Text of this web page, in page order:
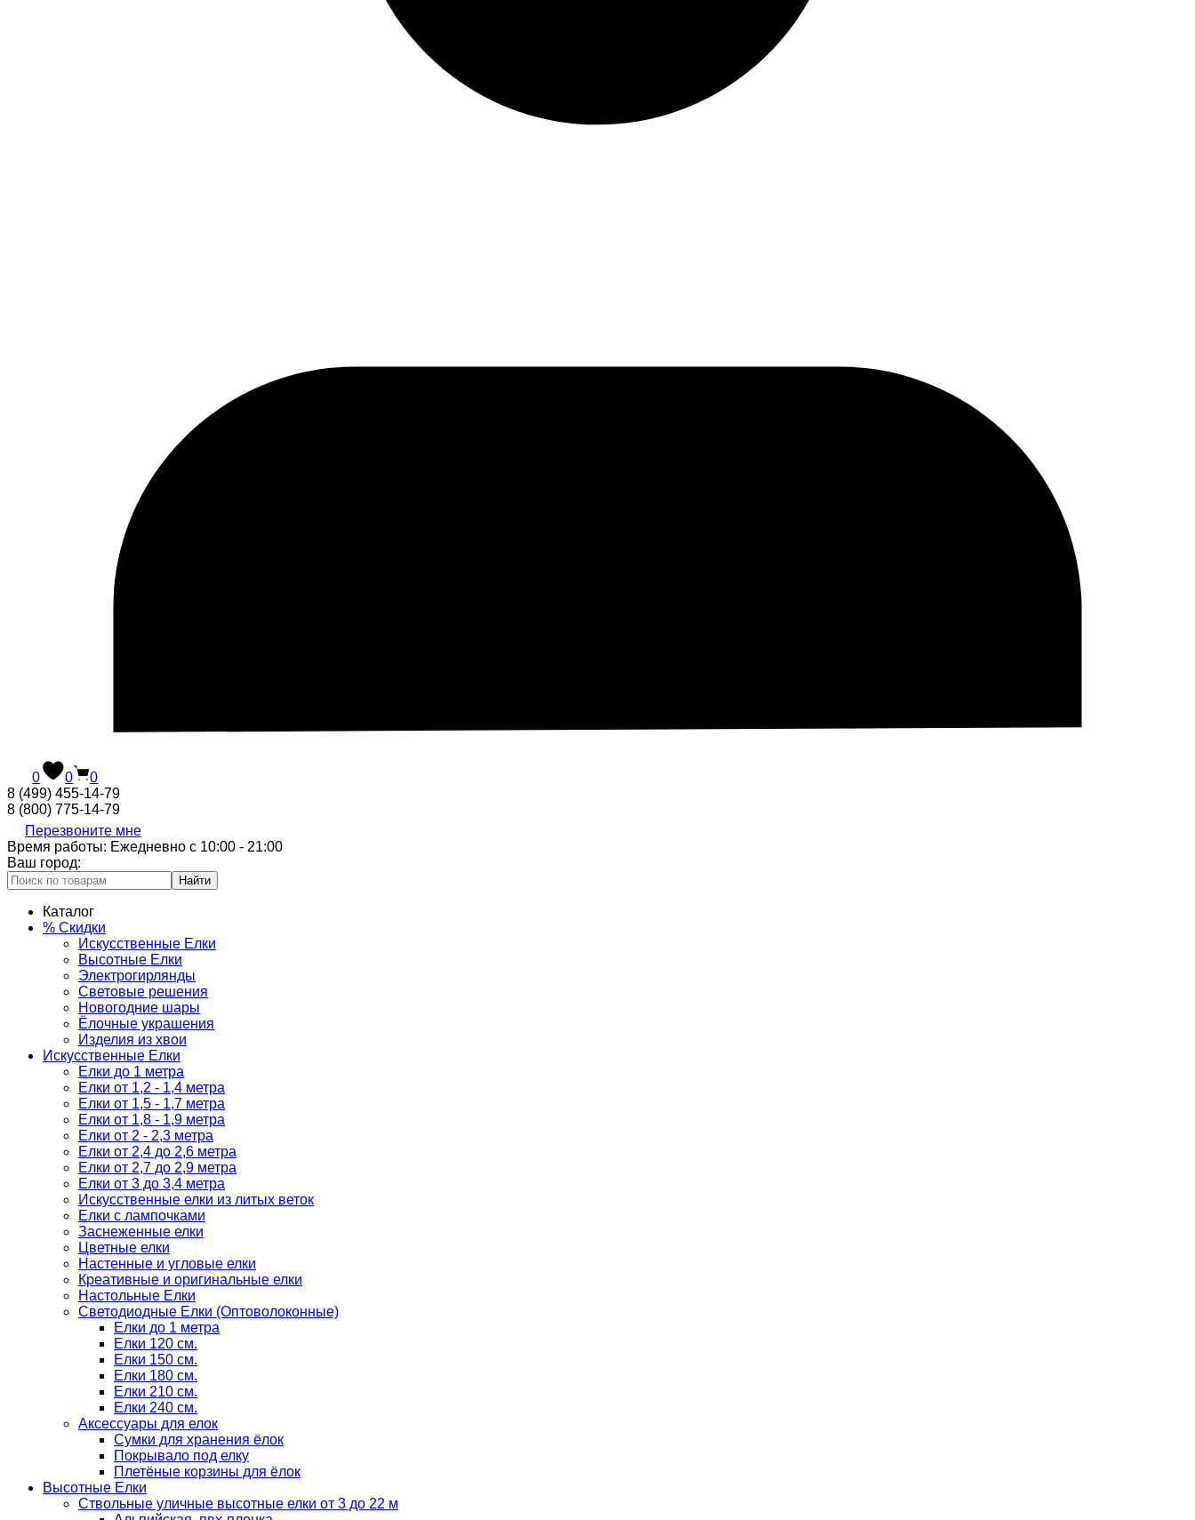
0 0
0
8 (499) 455-14-79
8 (800) 775-14-79
Перезвоните мне
Время работы: Ежедневно с 10:00 - 21:00
Ваш город:
Найти
Каталог
% Скидки
Искусственные Елки
Высотные Елки
Электрогирлянды
Световые решения
Новогодние шары
Ёлочные украшения
Изделия из хвои
Искусственные Елки
Елки до 1 метра
Елки от 1,2 - 1,4 метра
Елки от 1,5 - 1,7 метра
Елки от 1,8 - 1,9 метра
Елки от 2 - 2,3 метра
Елки от 2,4 до 2,6 метра
Елки от 2,7 до 2,9 метра
Елки от 3 до 3,4 метра
Искусственные елки из литых веток
Елки с лампочками
Заснеженные елки
Цветные елки
Настенные и угловые елки
Креативные и оригинальные елки
Настольные Елки
Светодиодные Елки (Оптоволоконные)
Елки до 1 метра
Елки 120 см.
Елки 150 см.
Елки 180 см.
Елки 210 см.
Елки 240 см.
Аксессуары для елок
Сумки для хранения ёлок
Покрывало под елку
Плетёные корзины для ёлок
Высотные Елки
Ствольные уличные высотные елки от 3 до 22 м